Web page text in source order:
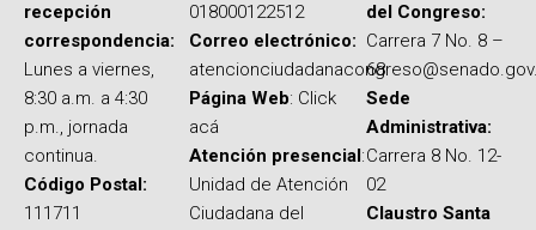
recepción
correspondencia:
Lunes a viernes,
8:30 a.m. a 4:30
p.m., jornada
continua.
Código Postal:
111711
018000122512
Correo electrónico:
Página Web: Click
acá
Atención presencial:
Unidad de Atención
Ciudadana del
del Congreso:
Carrera 7 No. 8 –
68
Sede
Administrativa:
Carrera 8 No. 12-
02
Claustro Santa